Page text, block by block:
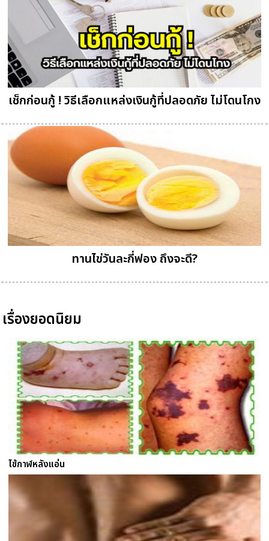
เช็กก่อนกู้ ! วิธีเลือกแหล่งเงินกู้ที่ปลอดภัย ไม่โดนโกง
ทานไข่วันละกี่ฟอง ถึงจะดี?
เรื่องยอดนิยม
ไข้กาฬหลังแอ่น